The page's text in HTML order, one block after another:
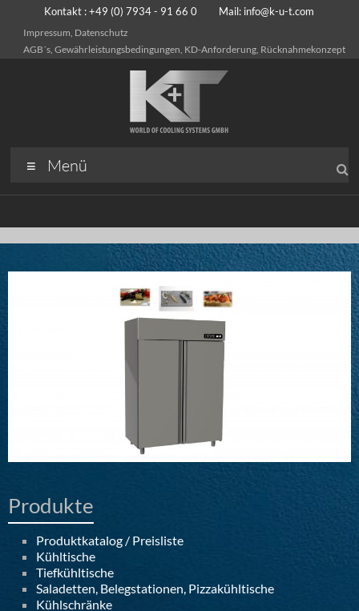
Kontakt : +49 (0) 7934 - 91 66 0 Mail: info@k-u-t.com
Impressum, Datenschutz
AGB´s, Gewährleistungsbedingungen, KD-Anforderung, Rücknahmekonzept
Menü
Produkte
Produktkatalog / Preisliste
Kühltische
Tiefkühltische
Saladetten, Belegstationen, Pizzakühltische
Kühlschränke